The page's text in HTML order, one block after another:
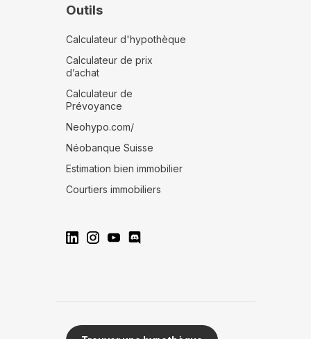
Outils
Calculateur d'hypothèque
Calculateur de prix
d’achat
Calculateur de
Prévoyance
Neohypo.com/
Néobanque Suisse
Estimation bien immobilier
Courtiers immobiliers